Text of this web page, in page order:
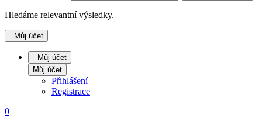
Hledáme relevantní výsledky.
Můj účet
Můj účet
Můj účet
Přihlášení
Registrace
0